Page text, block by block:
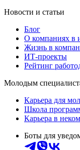
Новости и статьи
Блог
О компаниях в
Жизнь в
ИТ-проекты
Рейтинг
Молодым
Карьера для
Школа
Карьера в
Боты для